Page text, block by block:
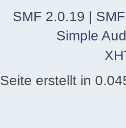
SMF 2.0.19 |
Simple
Seite erstellt in